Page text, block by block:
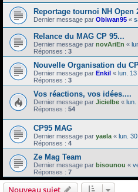
Reportage tournoi NH Open
Dernier message par Obiwan95 «
Relance du MAG CP 95...
Dernier message par novAriEn «
Réponses : 3
Nouvelle Organisation du
Dernier message par Enkil « lun.
Réponses : 3
Vos réactions, vos idées....
Dernier message par Jicielbe « lun.
Réponses : 54
CP95 MAG
Dernier message par yaela « lun.
Réponses : 4
Ze Mag Team
Dernier message par bisounou «
Réponses : 7
Nouveau sujet